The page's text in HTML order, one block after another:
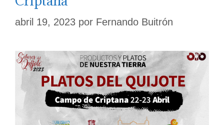
abril 19, 2023 por Fernando Buitrón